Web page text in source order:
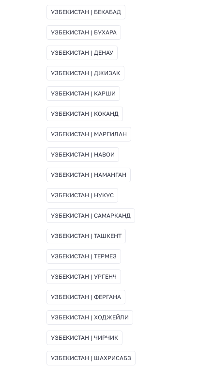
УЗБЕКИСТАН | БЕКАБАД
УЗБЕКИСТАН | БУХАРА
УЗБЕКИСТАН | ДЕНАУ
УЗБЕКИСТАН | ДЖИЗАК
УЗБЕКИСТАН | КАРШИ
УЗБЕКИСТАН | КОКАНД
УЗБЕКИСТАН | МАРГИЛАН
УЗБЕКИСТАН | НАВОИ
УЗБЕКИСТАН | НАМАНГАН
УЗБЕКИСТАН | НУКУС
УЗБЕКИСТАН | САМАРКАНД
УЗБЕКИСТАН | ТАШКЕНТ
УЗБЕКИСТАН | ТЕРМЕЗ
УЗБЕКИСТАН | УРГЕНЧ
УЗБЕКИСТАН | ФЕРГАНА
УЗБЕКИСТАН | ХОДЖЕЙЛИ
УЗБЕКИСТАН | ЧИРЧИК
УЗБЕКИСТАН | ШАХРИСАБЗ